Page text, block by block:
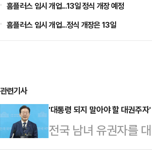
홈플러스 임시 개업...13일 정식 개장 예정
홈플러스 임시 개업...정식 개장은 13일
관련기사
'대통령 되지 말아야 할 대권주
전국 남녀 유권자를
결과, 이재명 예비후